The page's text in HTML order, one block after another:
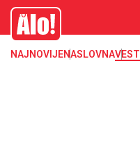
Alo
NAJNOVIJENASLOVNAVESTI